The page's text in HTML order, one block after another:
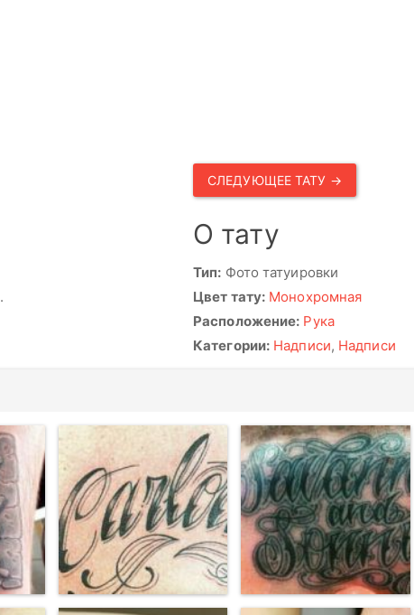
СЛЕДУЮЩЕЕ ТАТУ →
.
О тату
Тип: Фото татуировки
Цвет тату: Монохромная
Расположение: Рука
Категории: Надписи, Надписи